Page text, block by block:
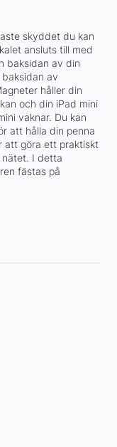
skyddet du kan
ansluts till med
baksidan av din
av
håller din
och din iPad mini
vaknar. Du kan
att hålla din penna
att göra ett praktiskt
I detta
fästas på